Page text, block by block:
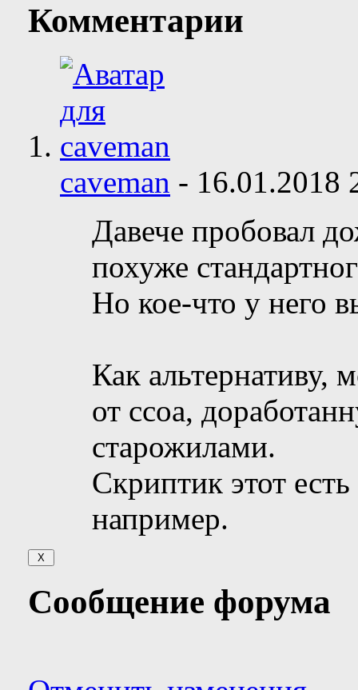
Комментарии
caveman - 16.01.2018
Давече пробовал
похуже
Но кое-что у него
Как альтернативу,
от ccoa,
старожилами.
Скриптик этот
например.
Сообщение форума